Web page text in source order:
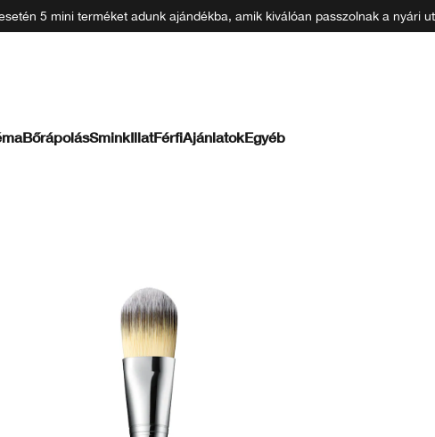
5 mini terméket adunk ajándékba, amik kiválóan passzolnak a nyári
BőrápolásSminkIllatFérfiAjánlatokEgyéb